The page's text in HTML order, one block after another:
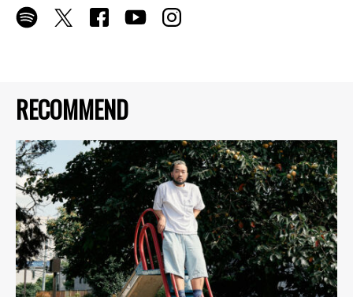
RECOMMEND